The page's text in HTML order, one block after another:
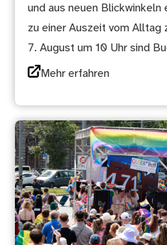
und aus neuen
zu einer Auszeit vom Alltag
7. August um 10 Uhr sind
Mehr erfahren